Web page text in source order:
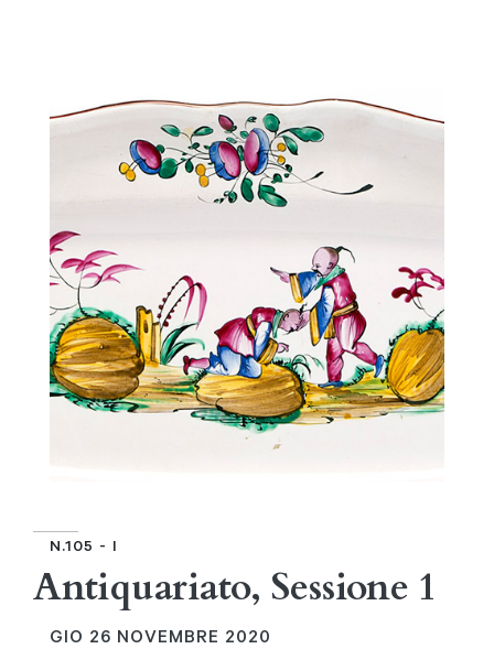
N.105 - I
Antiquariato, Sessione 1
GIO 26 NOVEMBRE 2020